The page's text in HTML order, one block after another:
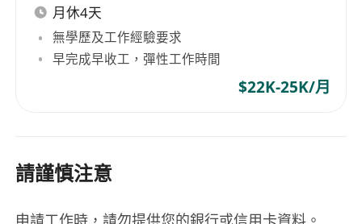
月休4天
無學歷及工作經驗要求
早完成早收工，彈性工作時間
$22K-25K/月
請謹慎注意
申請工作時，請勿提供您的銀行或信用卡資料。